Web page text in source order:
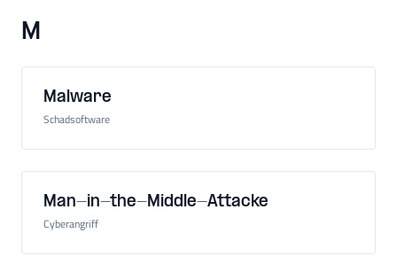
M
Malware
Schadsoftware
Man-in-the-Middle-Attacke
Cyberangriff